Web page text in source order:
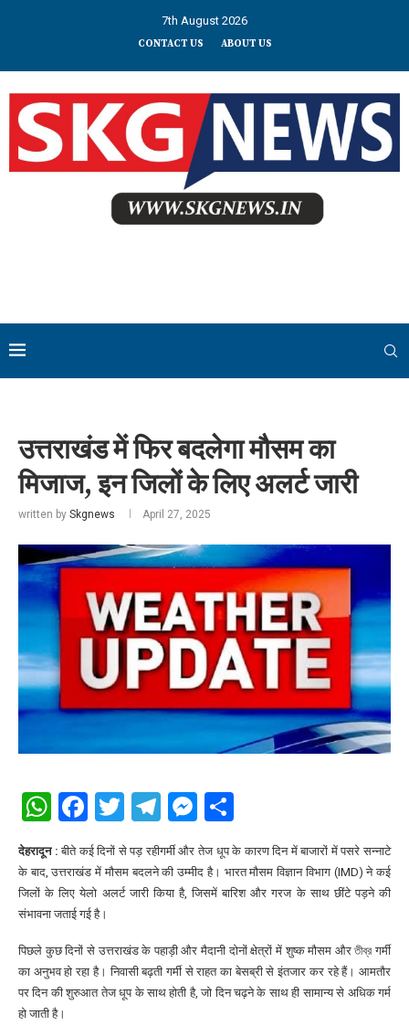
7th August 2026
CONTACT US ABOUT US
उत्तराखंड में फिर बदलेगा मौसम का
मिजाज, इन जिलों के लिए अलर्ट जारी
written by Skgnews April 27, 2025
WhatsApp
Facebook
Twitter
Telegram
Messenger
देहरादून :बीते कई दिनों से पड़ रहीगर्मी और तेज धूप के कारण दिन में बाजारों में पसरे सन्नाटे
के बाद, उत्तराखंड में मौसम बदलने की उम्मीद है। भारत मौसम विज्ञान विभाग (IMD) ने कई
जिलों के लिए येलो अलर्ट जारी किया है, जिसमें बारिश और गरज के साथ छींटे पड़ने की
संभावना जताई गई है।
पिछले कुछ दिनों से उत्तराखंड के पहाड़ी और मैदानी दोनों क्षेत्रों में शुष्क मौसम और তীব্র गर्मी
का अनुभव हो रहा है। निवासी बढ़ती गर्मी से राहत का बेसब्री से इंतजार कर रहे हैं। आमतौर
पर दिन की शुरुआत तेज धूप के साथ होती है, जो दिन चढ़ने के साथ ही सामान्य से अधिक गर्म
हो जाती है।